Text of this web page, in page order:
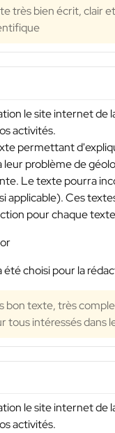
très bien écrit, clair
le site internet de
activités.
permettant
leur problème de
Le texte pourra
applicable). Ces
pour chaque
choisi pour la
bon texte, très
tous intéressés dans
le site internet de
activités.